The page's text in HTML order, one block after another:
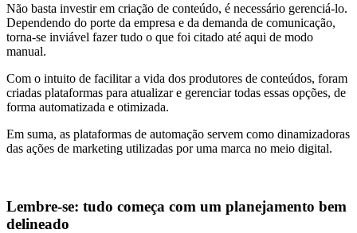
Não basta investir em criação de conteúdo, é necessário gerenciá-lo.
Dependendo do porte da empresa e da demanda de comunicação,
torna-se inviável fazer tudo o que foi citado até aqui de modo
manual.
Com o intuito de facilitar a vida dos produtores de conteúdos, foram
criadas plataformas para atualizar e gerenciar todas essas opções, de
forma automatizada e otimizada.
Em suma, as plataformas de automação servem como dinamizadoras
das ações de marketing utilizadas por uma marca no meio digital.
Lembre-se: tudo começa com um planejamento bem
delineado